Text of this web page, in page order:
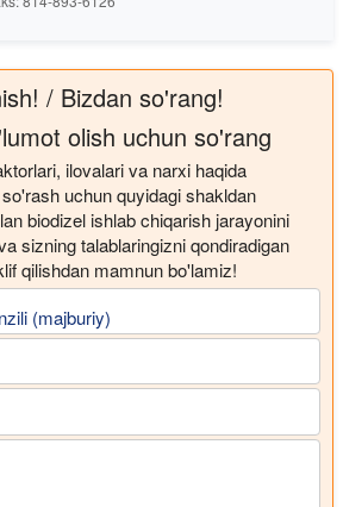
/ Bizdan so'rang!
olish uchun so'rang
ilovalari va narxi haqida
uchun quyidagi shakldan
biodizel ishlab chiqarish jarayonini
sizning talablaringizni qondiradigan
qilishdan mamnun bo'lamiz!
(majburiy)